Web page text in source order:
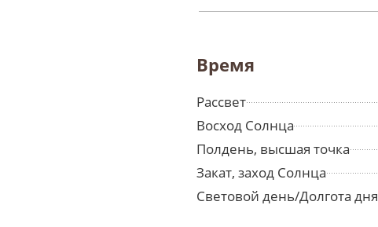
Время
Рассвет
Восход Солнца
Полдень, высшая точка
Закат, заход Солнца
Световой день/Долгота дня